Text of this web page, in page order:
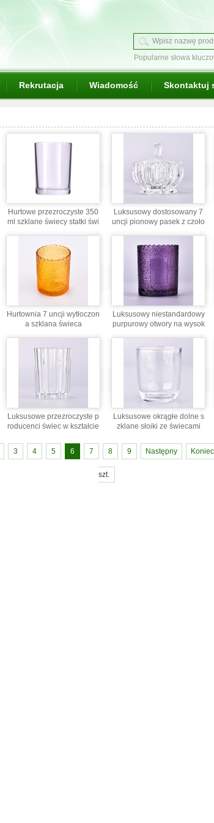
Popularne słowa
ottle
glass tumbler
ego
Rekrutacja Wiadomość Skontaktuj
Hurtowe przezroczyste 350
ml szklane świecy statki świ
Luksusowy dostosowany 7
uncji pionowy pasek z czoło
Hurtownia 7 uncji wytłoczon
a szklana świeca
Luksusowy niestandardowy
purpurowy otwory na wysok
Luksusowe przezroczyste p
roducenci świec w kształcie
Luksusowe okrągłe dolne s
zklane słoiki ze świecami
3 4 5 6 7 8 9 Następny Koniec
szt.